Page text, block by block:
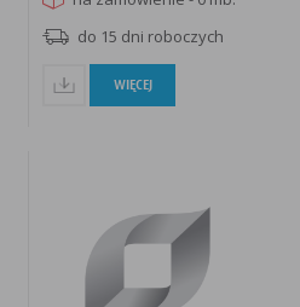
do 15 dni roboczych
WIĘCEJ